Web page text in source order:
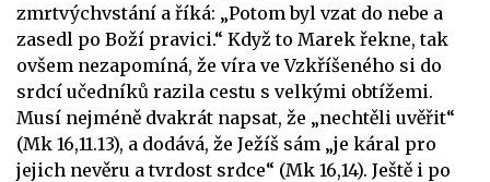
zmrtvýchvstání a říká: „Potom byl vzat do nebe a
zasedl po Boží pravici.“ Když to Marek řekne, tak
ovšem nezapomíná, že víra ve Vzkříšeného si do
srdcí učedníků razila cestu s velkými obtížemi.
Musí nejméně dvakrát napsat, že „nechtěli uvěřit“
(Mk 16,11.13), a dodává, že Ježíš sám „je káral pro
jejich nevěru a tvrdost srdce“ (Mk 16,14). Ještě i po